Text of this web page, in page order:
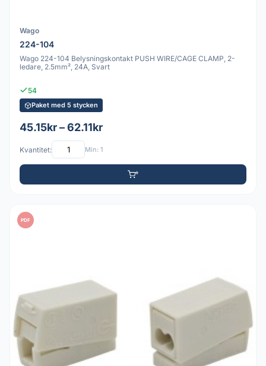
Wago
224-104
Wago 224-104 Belysningskontakt PUSH WIRE/CAGE CLAMP, 2-
ledare, 2.5mm², 24A, Svart
54
Paket med 5 stycken
45.15kr – 62.11kr
Kvantitet: Min: 1
PDF